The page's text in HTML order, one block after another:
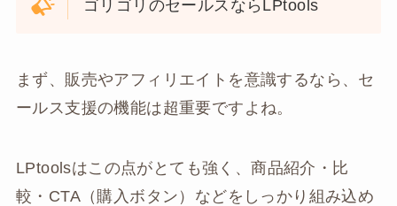
ゴリゴリのセールスならLPtools
まず、販売やアフィリエイトを意識するなら、セ
ールス支援の機能は超重要ですよね。
LPtoolsはこの点がとても強く、商品紹介・比
較・CTA（購入ボタン）などをしっかり組み込め